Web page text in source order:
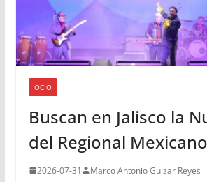
OCIO
Buscan en Jalisco la
del Regional Mexicano
2026-07-31 Marco Antonio Guizar Reyes